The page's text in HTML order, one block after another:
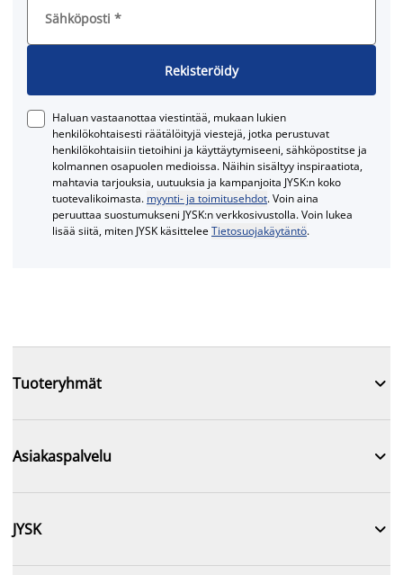
Sähköposti *
Rekisteröidy
Haluan vastaanottaa viestintää, mukaan lukien
henkilökohtaisesti räätälöityjä viestejä, jotka perustuvat
henkilökohtaisiin tietoihini ja käyttäytymiseeni, sähköpostitse ja
kolmannen osapuolen medioissa. Näihin sisältyy inspiraatiota,
mahtavia tarjouksia, uutuuksia ja kampanjoita JYSK:n koko
tuotevalikoimasta. myynti- ja toimitusehdot. Voin aina
peruuttaa suostumukseni JYSK:n verkkosivustolla. Voin lukea
lisää siitä, miten JYSK käsitteleeTietosuojakäytäntö.
Tuoteryhmät 
Asiakaspalvelu 
JYSK 